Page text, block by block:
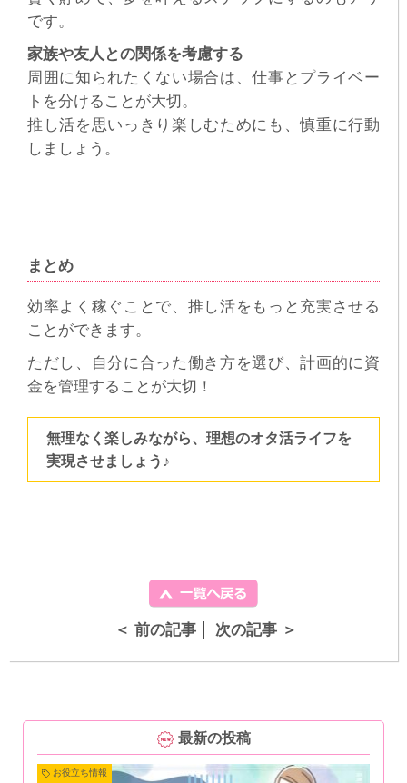
です。
家族や友人との関係を考慮する
周囲に知られたくない場合は、仕事とプライベー
トを分けることが大切。
推し活を思いっきり楽しむためにも、慎重に行動
しましょう。
まとめ
効率よく稼ぐことで、推し活をもっと充実させる
ことができます。
ただし、自分に合った働き方を選び、計画的に資
金を管理することが大切！
無理なく楽しみながら、理想のオタ活ライフを
実現させましょう♪
＜ 前の記事 次の記事 ＞
最新の投稿
お役立ち情報